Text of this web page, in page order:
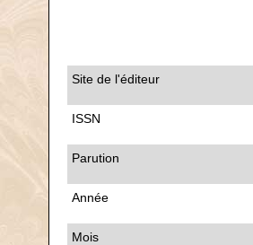
Site de l'éditeur
ISSN
Parution
Année
Mois